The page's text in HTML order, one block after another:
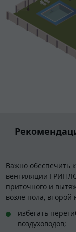
Важно обеспечить
вентиляции
приточного и
возле пола, второй
избегать
воздуховодов;